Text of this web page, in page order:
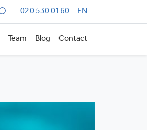
020 530 0160 EN
Team Blog Contact